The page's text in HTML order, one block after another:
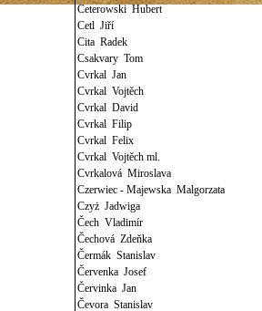
Ceterowski Hubert
Cetl Jiří
Cita Radek
Csakvary Tom
Cvrkal Jan
Cvrkal Vojtěch
Cvrkal David
Cvrkal Filip
Cvrkal Felix
Cvrkal Vojtěch ml.
Cvrkalová Miroslava
Czerwiec - Majewska Malgorzata
Czyż Jadwiga
Čech Vladimír
Čechová Zdeňka
Čermák Stanislav
Červenka Josef
Červinka Jan
Čevora Stanislav